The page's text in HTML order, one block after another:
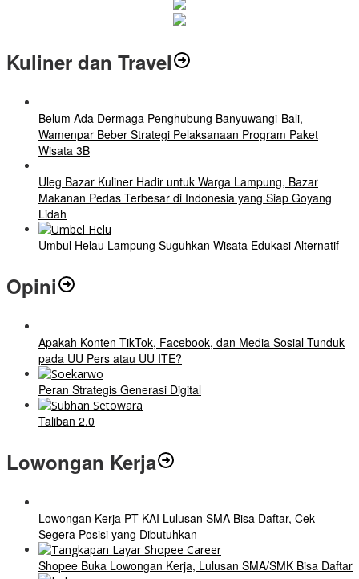
Kuliner dan Travel
Belum Ada Dermaga Penghubung Banyuwangi-Bali,
Wamenpar Beber Strategi Pelaksanaan Program Paket
Wisata 3B
Uleg Bazar Kuliner Hadir untuk Warga Lampung, Bazar
Makanan Pedas Terbesar di Indonesia yang Siap Goyang
Lidah
Umbul Helau Lampung Suguhkan Wisata Edukasi Alternatif
Opini
Apakah Konten TikTok, Facebook, dan Media Sosial Tunduk
pada UU Pers atau UU ITE?
Peran Strategis Generasi Digital
Taliban 2.0
Lowongan Kerja
Lowongan Kerja PT KAI Lulusan SMA Bisa Daftar, Cek
Segera Posisi yang Dibutuhkan
Shopee Buka Lowongan Kerja, Lulusan SMA/SMK Bisa Daftar